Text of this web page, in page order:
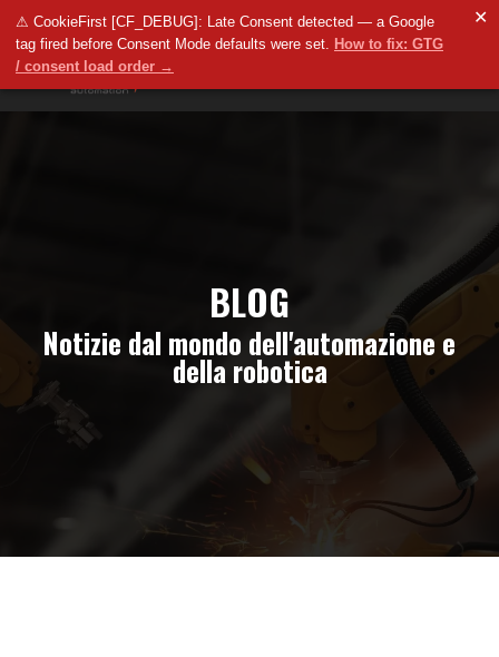
⚠ CookieFirst [CF_DEBUG]: Late Consent detected — a Google
tag fired before Consent Mode defaults were set. How to fix: GTG
/ consent load order →
✕
BLOG
Notizie dal mondo dell'automazione e
della robotica